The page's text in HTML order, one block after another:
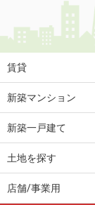
賃貸
新築マンション
新築一戸建て
土地を探す
店舗/事業用